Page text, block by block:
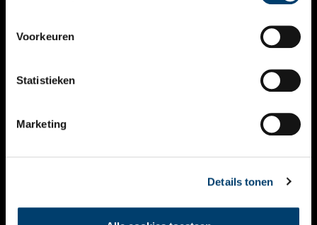
Voorkeuren
Statistieken
Marketing
Details tonen
KALENDER
THEMA’S
VIDEO’S
CONTACT